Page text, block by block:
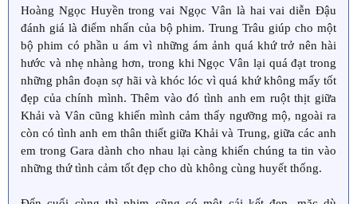
Hoàng Ngọc Huyền trong vai Ngọc Vân là hai vai diễn Đậu
đánh giá là điểm nhấn của bộ phim. Trung Trâu giúp cho một
bộ phim có phần u ám vì những ám ảnh quá khứ trở nên hài
hước và nhẹ nhàng hơn, trong khi Ngọc Vân lại quá đạt trong
những phân đoạn sợ hãi và khóc lóc vì quá khứ không mấy tốt
đẹp của chính mình. Thêm vào đó tình anh em ruột thịt giữa
Khải và Vân cũng khiến mình cảm thấy ngưỡng mộ, ngoài ra
còn có tình anh em thân thiết giữa Khải và Trung, giữa các anh
em trong Gara dành cho nhau lại càng khiến chúng ta tin vào
những thứ tình cảm tốt đẹp cho dù không cùng huyết thống.